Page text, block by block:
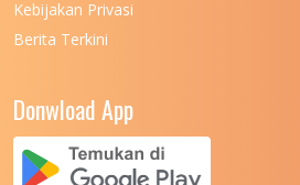
UNIVERSITAS NEGERI MEDAN
UNIVERSITAS NEGERI PADANG
UNIVERSITAS NUSA CENDANA
UNIVERSITAS PADJADJARAN
Kebijakan Privasi
Berita Terkini
Donwload App